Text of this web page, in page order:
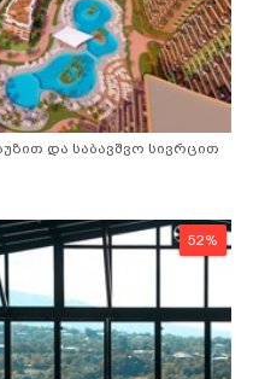
და საბავშვო სივრცით
52%